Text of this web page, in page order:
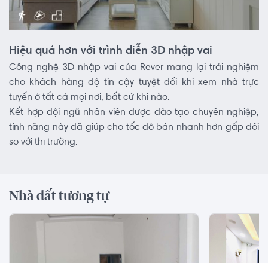
Hiệu quả hơn với trình diễn 3D nhập vai
Công nghệ 3D nhập vai của Rever mang lại trải nghiệm
cho khách hàng độ tin cậy tuyệt đối khi xem nhà trực
tuyến ở tất cả mọi nơi, bất cứ khi nào.
Kết hợp đội ngũ nhân viên được đào tạo chuyên nghiệp,
tính năng này đã giúp cho tốc độ bán nhanh hơn gấp đôi
so với thị trường.
Nhà đất tương tự